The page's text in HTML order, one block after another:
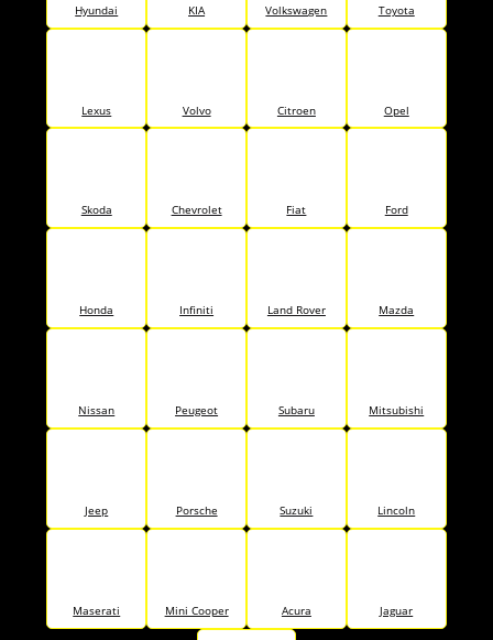
Hyundai KIA Volkswagen Toyota
Lexus Volvo Citroen Opel
Skoda Chevrolet Fiat Ford
Honda Infiniti Land Rover Mazda
Nissan Peugeot Subaru Mitsubishi
Jeep Porsche Suzuki Lincoln
Maserati Mini Cooper Acura Jaguar